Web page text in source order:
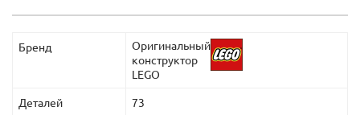
Бренд
Оригинальный
конструктор
LEGO
Деталей 73